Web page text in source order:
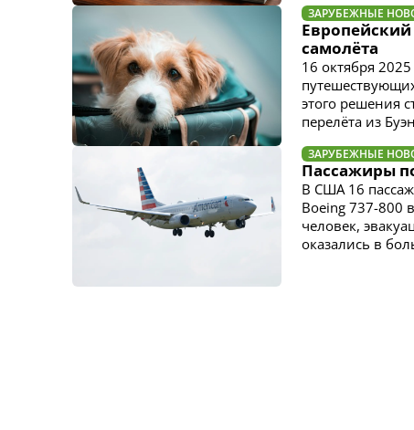
ЗАРУБЕЖНЫЕ
самолёта
16 октября
этого решения
перелёта из
ЗАРУБЕЖНЫЕ
Пассажиры
В США 16
Boeing 737-800
человек,
оказались в